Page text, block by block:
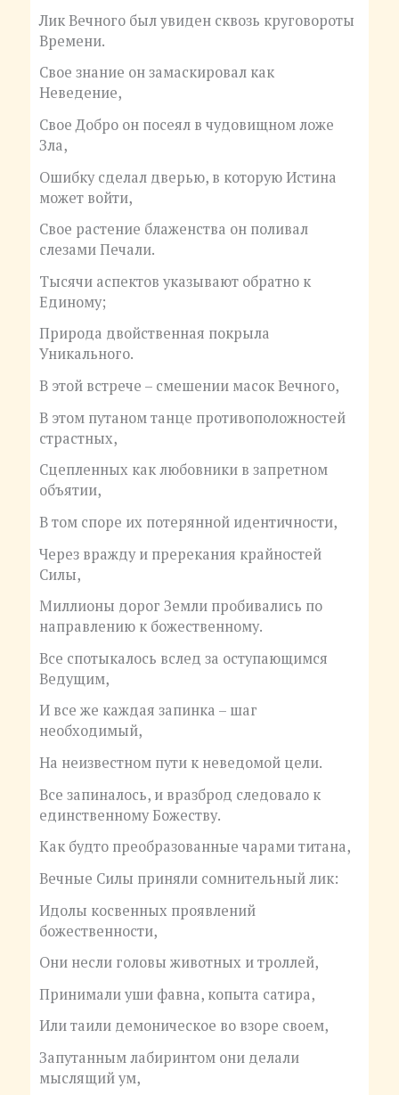
Лик Вечного был увиден сквозь круговороты
Времени.
Свое знание он замаскировал как
Неведение,
Свое Добро он посеял в чудовищном ложе
Зла,
Ошибку сделал дверью, в которую Истина
может войти,
Свое растение блаженства он поливал
слезами Печали.
Тысячи аспектов указывают обратно к
Единому;
Природа двойственная покрыла
Уникального.
В этой встрече – смешении масок Вечного,
В этом путаном танце противоположностей
страстных,
Сцепленных как любовники в запретном
объятии,
В том споре их потерянной идентичности,
Через вражду и пререкания крайностей
Силы,
Миллионы дорог Земли пробивались по
направлению к божественному.
Все спотыкалось вслед за оступающимся
Ведущим,
И все же каждая запинка – шаг
необходимый,
На неизвестном пути к неведомой цели.
Все запиналось, и вразброд следовало к
единственному Божеству.
Как будто преобразованные чарами титана,
Вечные Силы приняли сомнительный лик:
Идолы косвенных проявлений
божественности,
Они несли головы животных и троллей,
Принимали уши фавна, копыта сатира,
Или таили демоническое во взоре своем,
Запутанным лабиринтом они делали
мыслящий ум,